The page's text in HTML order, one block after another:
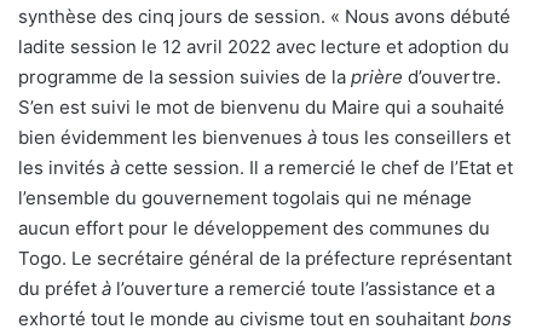
synthèse des cinq jours de session. « Nous avons débuté
ladite session le 12 avril 2022 avec lecture et adoption du
programme de la session suivies de la prière d’ouvertre.
S’en est suivi le mot de bienvenu du Maire qui a souhaité
bien évidemment les bienvenues à tous les conseillers et
les invités à cette session. Il a remercié le chef de l’Etat et
l’ensemble du gouvernement togolais qui ne ménage
aucun effort pour le développement des communes du
Togo. Le secrétaire général de la préfecture représentant
du préfet à l’ouverture a remercié toute l’assistance et a
exhorté tout le monde au civisme tout en souhaitant bons